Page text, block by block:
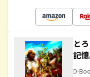
と
記
D-